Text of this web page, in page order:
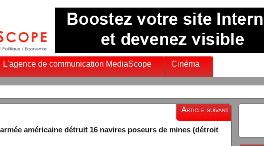
L'agence de communication MediaScope Cinéma
Article suivant
américaine détruit 16 navires poseurs de mines (détroit